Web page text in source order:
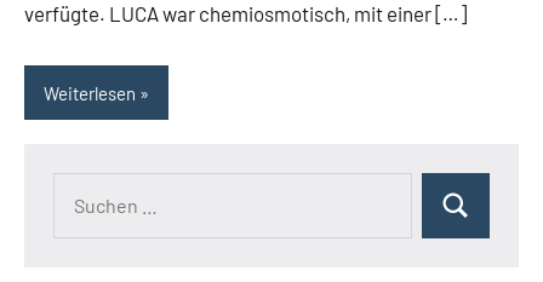
verfügte. LUCA war chemiosmotisch, mit einer […]
Weiterlesen
Suchen